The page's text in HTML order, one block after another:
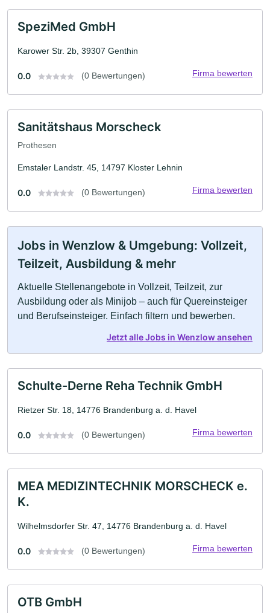
SpeziMed GmbH
Karower Str. 2b, 39307 Genthin
0.0 (0 Bewertungen) Firma bewerten
Sanitätshaus Morscheck
Prothesen
Emstaler Landstr. 45, 14797 Kloster Lehnin
0.0 (0 Bewertungen) Firma bewerten
Jobs in Wenzlow & Umgebung: Vollzeit,
Teilzeit, Ausbildung & mehr
Aktuelle Stellenangebote in Vollzeit, Teilzeit, zur
Ausbildung oder als Minijob – auch für Quereinsteiger
und Berufseinsteiger. Einfach filtern und bewerben.
Jetzt alle Jobs in Wenzlow ansehen
Schulte-Derne Reha Technik GmbH
Rietzer Str. 18, 14776 Brandenburg a. d. Havel
0.0 (0 Bewertungen) Firma bewerten
MEA MEDIZINTECHNIK MORSCHECK e.
K.
Wilhelmsdorfer Str. 47, 14776 Brandenburg a. d. Havel
0.0 (0 Bewertungen) Firma bewerten
OTB GmbH